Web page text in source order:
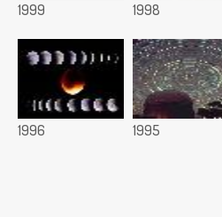
1999 1998
1996 1995